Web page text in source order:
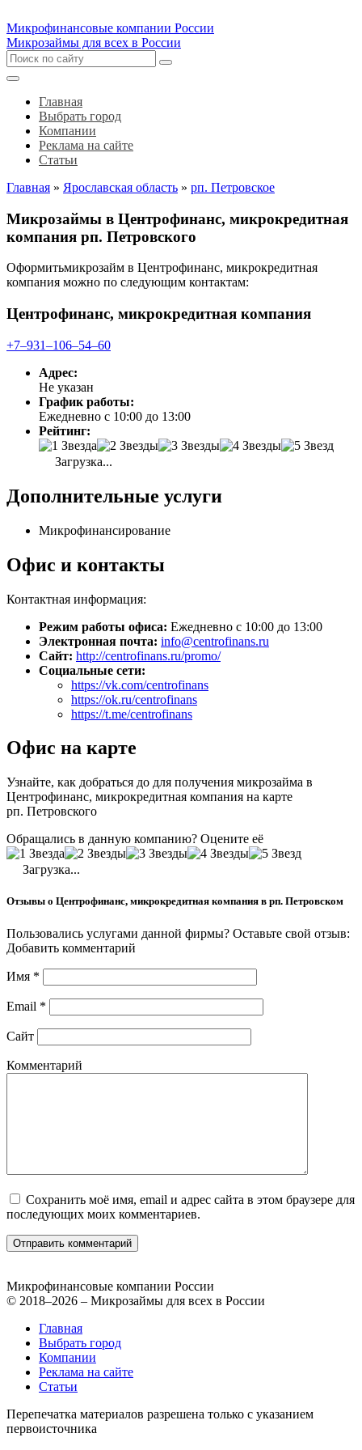
Микрофинансовые компании России
Микрозаймы для всех в России
Главная
Выбрать город
Компании
Реклама на сайте
Статьи
Главная » Ярославская область » рп. Петровское
Микрозаймы в Центрофинанс, микрокредитная
компания рп. Петровского
Оформитьмикрозайм в Центрофинанс, микрокредитная
компания можно по следующим контактам:
Центрофинанс, микрокредитная компания
+7‒931‒106‒54‒60
Адрес:
Не указан
График работы:
Ежедневно с 10:00 до 13:00
Рейтинг:
Загрузка...
Дополнительные услуги
Микрофинансирование
Офис и контакты
Контактная информация:
Режим работы офиса: Ежедневно с 10:00 до 13:00
Электронная почта: info@centrofinans.ru
Сайт: http://centrofinans.ru/promo/
Социальные сети:
https://vk.com/centrofinans
https://ok.ru/centrofinans
https://t.me/centrofinans
Офис на карте
Узнайте, как добраться до для получения микрозайма в
Центрофинанс, микрокредитная компания на карте
рп. Петровского
Обращались в данную компанию? Оцените её
Загрузка...
Отзывы о Центрофинанс, микрокредитная компания в рп. Петровском
Пользовались услугами данной фирмы? Оставьте свой отзыв:
Добавить комментарий
Имя *
Email *
Сайт
Комментарий
Сохранить моё имя, email и адрес сайта в этом браузере для
последующих моих комментариев.
Микрофинансовые компании России
© 2018–2026 – Микрозаймы для всех в России
Главная
Выбрать город
Компании
Реклама на сайте
Статьи
Перепечатка материалов разрешена только с указанием
первоисточника